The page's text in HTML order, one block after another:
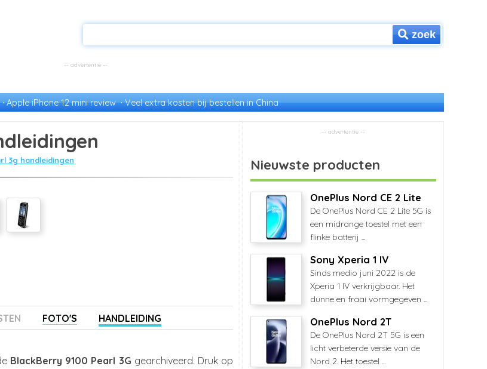
zoek
Apple iPhone 12 mini review Veel extra kosten bij bestellen in China
3g handleidingen
FOTO'S HANDLEIDING
BlackBerry 9100 Pearl 3G gearchiveerd. Druk op
Nieuwste producten
OnePlus Nord CE 2 Lite
De OnePlus Nord CE 2 Lite 5G is
een midrange toestel met een
flinke batterij ...
Sony Xperia 1 IV
Sinds medio juni 2022 is de
Xperia 1 IV verkrijgbaar. Het
dunne en fraai vormgegeven ...
OnePlus Nord 2T
De OnePlus Nord 2T 5G is een
licht verbeterde versie van de
Nord 2. Het toestel ...